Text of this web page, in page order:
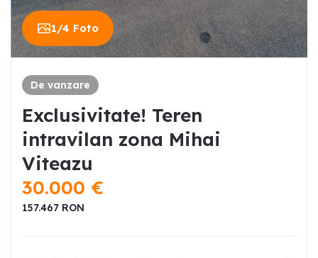
1/4 Foto
De vanzare
Exclusivitate! Teren
intravilan zona Mihai
Viteazu
30.000 €
157.467 RON